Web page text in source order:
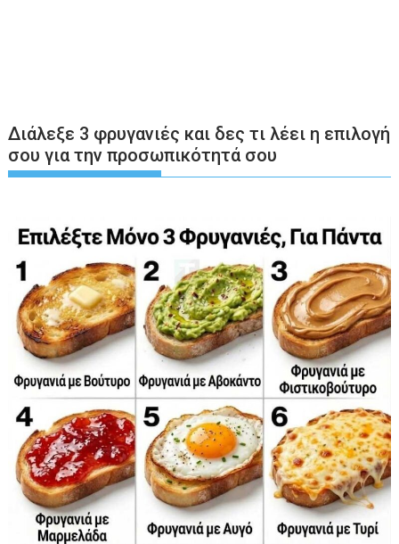
Διάλεξε 3 φρυγανιές και δες τι λέει η επιλογή
σου για την προσωπικότητά σου